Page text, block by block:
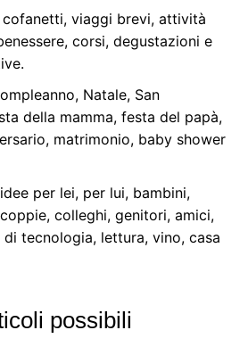
cofanetti, viaggi brevi, attività
corsi, degustazioni e
Natale, San
della mamma, festa del papà,
matrimonio, baby shower
idee per lei, per lui, bambini,
colleghi, genitori, amici,
tecnologia, lettura, vino, casa
possibili